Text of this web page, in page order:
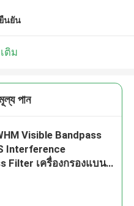
นยัน
ติม
পান
Visible Bandpass
Interference
Filter เครื่องกรองแบนด์